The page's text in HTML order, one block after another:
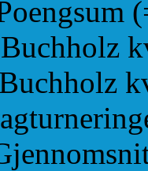
Buchholz